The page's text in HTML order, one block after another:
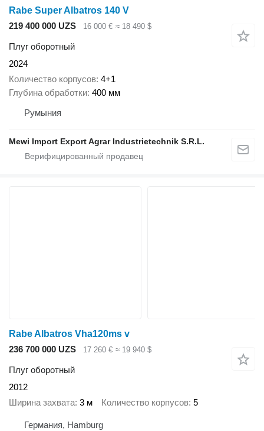
Rabe Super Albatros 140 V
219 400 000 UZS
16 000 € ≈ 18 490 $
Плуг оборотный
2024
Количество корпусов 4+1
Глубина обработки 400 мм
Румыния
Mewi Import Export Agrar Industrietechnik S.R.L.
Rabe Albatros Vha120ms v
236 700 000 UZS
17 260 € ≈ 19 940 $
Плуг оборотный
2012
Ширина захвата 3 м Количество корпусов 5
Германия, Hamburg